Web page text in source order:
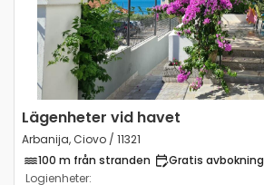
Lägenheter vid havet
Arbanija, Ciovo / 11321
100 m från stranden
Gratis avbokning
Logienheter: